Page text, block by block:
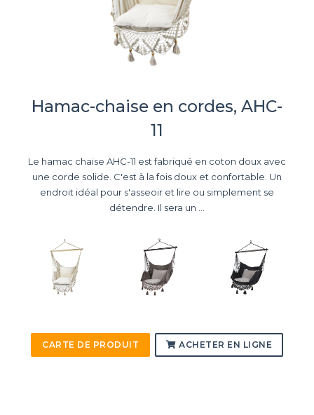
Hamac-chaise en cordes, AHC-
11
Le hamac chaise AHC-11 est fabriqué en coton doux avec
une corde solide. C'est à la fois doux et confortable. Un
endroit idéal pour s'asseoir et lire ou simplement se
détendre. Il sera un ...
CARTE DE PRODUIT ACHETER EN LIGNE